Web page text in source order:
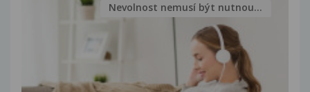
Nevolnost nemusí být nutnou...